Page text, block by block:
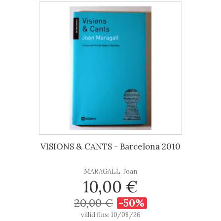
VISIONS & CANTS - Barcelona 2010
MARAGALL, Joan
10,00 €
20,00 € -50%
vàlid fins: 10/08/26